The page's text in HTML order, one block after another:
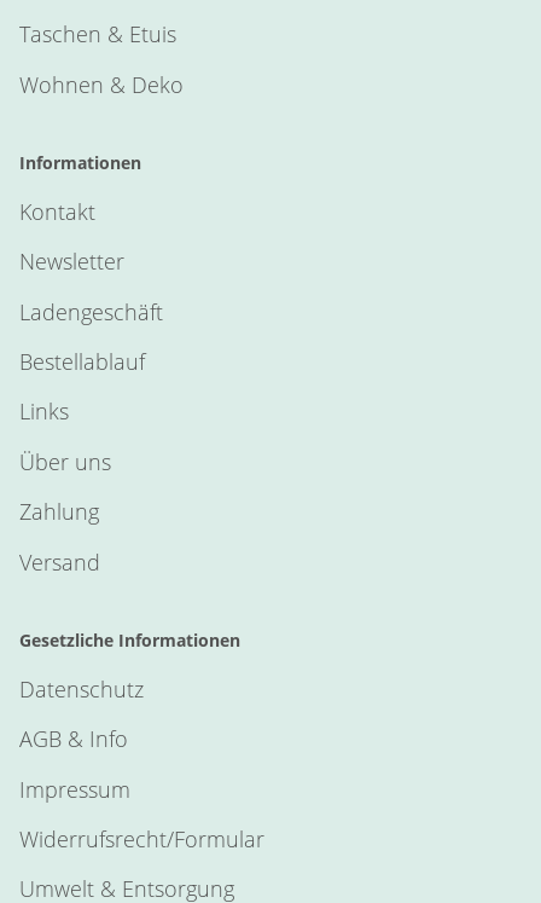
Taschen & Etuis
Wohnen & Deko
Informationen
Kontakt
Newsletter
Ladengeschäft
Bestellablauf
Links
Über uns
Zahlung
Versand
Gesetzliche Informationen
Datenschutz
AGB & Info
Impressum
Widerrufsrecht/Formular
Umwelt & Entsorgung